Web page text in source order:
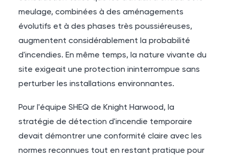
meulage, combinées à des aménagements
évolutifs et à des phases très poussiéreuses,
augmentent considérablement la probabilité
d'incendies. En même temps, la nature vivante du
site exigeait une protection ininterrompue sans
perturber les installations environnantes.
Pour l'équipe SHEQ de Knight Harwood, la
stratégie de détection d'incendie temporaire
devait démontrer une conformité claire avec les
normes reconnues tout en restant pratique pour